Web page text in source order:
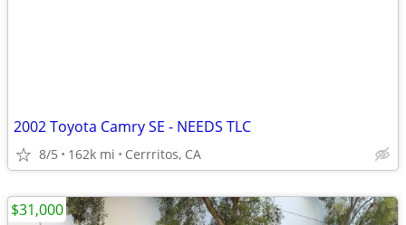
2002 Toyota Camry SE - NEEDS TLC
8/5 162k mi Cerrritos, CA
$31,000